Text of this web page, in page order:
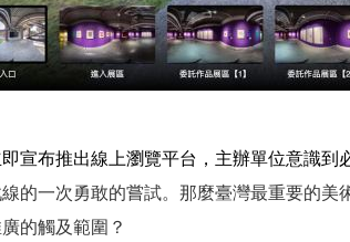
宣布推出線上瀏覽平台，主辦單位意識
的一次勇敢的嘗試。那麼臺灣最重要的
的觸及範圍？